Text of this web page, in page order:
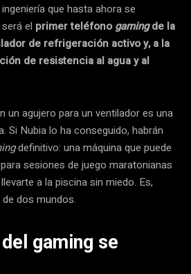
que hasta ahora se
el primer teléfonogamingde la
de refrigeración activo y, a la
de resistencia al agua y al
un agujero para un ventilador es una
Si Nubia lo ha conseguido, habrán
definitivo: una máquina que puede
sesiones de juego maratonianas
a la piscina sin miedo. Es,
dos mundos.
gaming se